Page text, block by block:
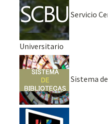
Servicio
Universitario
Sistema